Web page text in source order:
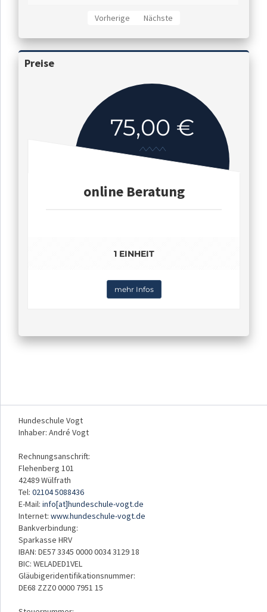
Vorherige Nächste
Preise
75,00 €
online Beratung
1 EINHEIT
mehr Infos
Hundeschule Vogt
Inhaber: André Vogt
Rechnungsanschrift:
Flehenberg 101
42489 Wülfrath
Tel: 02104 5088436
E-Mail: info[at]hundeschule-vogt.de
Internet: www.hundeschule-vogt.de
Bankverbindung:
Sparkasse HRV
IBAN: DE57 3345 0000 0034 3129 18
BIC: WELADED1VEL
Gläubigeridentifikationsnummer:
DE68 ZZZ0 0000 7951 15